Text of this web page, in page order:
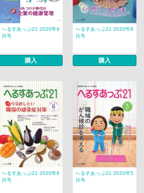
へるすあっぷ21 2020年9
月号
購入
へるすあっぷ21 2020年8
月号
購入
へるすあっぷ21 2020年6
月号
へるすあっぷ21 2020年5
月号